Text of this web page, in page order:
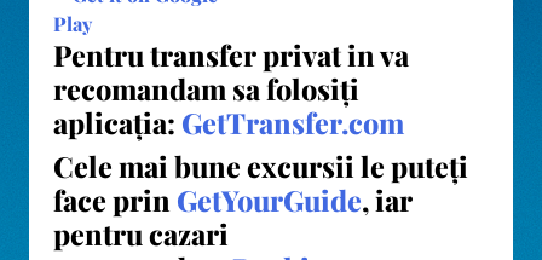
Pentru transfer privat in va
recomandam sa folosiți
aplicația: GetTransfer.com
Cele mai bune excursii le puteți
face prin GetYourGuide, iar
pentru cazari